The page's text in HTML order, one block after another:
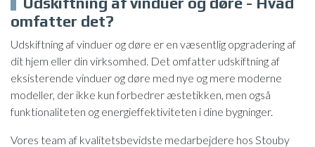
omfatter det?
Udskiftning af vinduer og døre er en væsentlig opgradering af
dit hjem eller din virksomhed. Det omfatter udskiftning af
eksisterende vinduer og døre med nye og mere moderne
modeller, der ikke kun forbedrer æstetikken, men også
funktionaliteten og energieffektiviteten i dine bygninger.
Vores team af kvalitetsbevidste medarbejdere hos Stouby